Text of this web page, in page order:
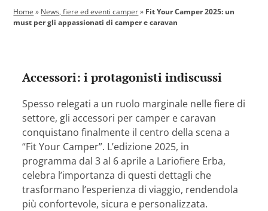
Home » News, fiere ed eventi camper» Fit Your Camper 2025: un
must per gli appassionati di camper e caravan
Accessori: i protagonisti indiscussi
Spesso relegati a un ruolo marginale nelle fiere di
settore, gli accessori per camper e caravan
conquistano finalmente il centro della scena a
“Fit Your Camper”. L’edizione 2025, in
programma dal 3 al 6 aprile a Lariofiere Erba,
celebra l’importanza di questi dettagli che
trasformano l’esperienza di viaggio, rendendola
più confortevole, sicura e personalizzata.